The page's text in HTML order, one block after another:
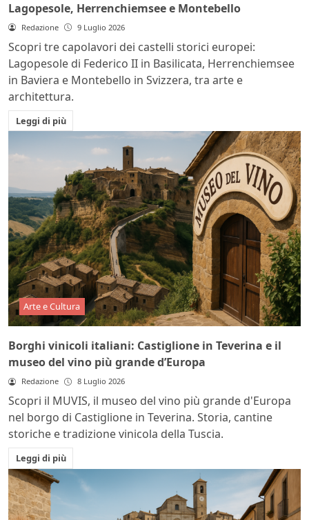
Lagopesole, Herrenchiemsee e Montebello
Redazione 9 Luglio 2026
Scopri tre capolavori dei castelli storici europei:
Lagopesole di Federico II in Basilicata, Herrenchiemsee
in Baviera e Montebello in Svizzera, tra arte e
architettura.
Leggi di più
Arte e Cultura
Borghi vinicoli italiani: Castiglione in Teverina e il
museo del vino più grande d’Europa
Redazione 8 Luglio 2026
Scopri il MUVIS, il museo del vino più grande d'Europa
nel borgo di Castiglione in Teverina. Storia, cantine
storiche e tradizione vinicola della Tuscia.
Leggi di più